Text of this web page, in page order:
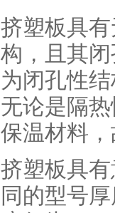
挤塑板具
构，且其
为闭孔性
无论是隔
保温材料
挤塑板具
同的型号